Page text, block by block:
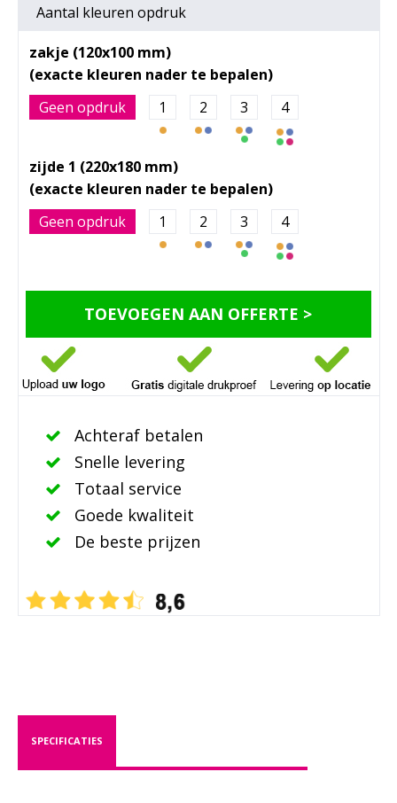
Aantal kleuren opdruk
zakje (120x100 mm)
Geen opdruk 1 2 3 4
zijde 1 (220x180 mm)
Geen opdruk 1 2 3 4
TOEVOEGEN AAN OFFERTE >
Achteraf betalen
Snelle levering
Totaal service
Goede kwaliteit
De beste prijzen
SPECIFICATIES